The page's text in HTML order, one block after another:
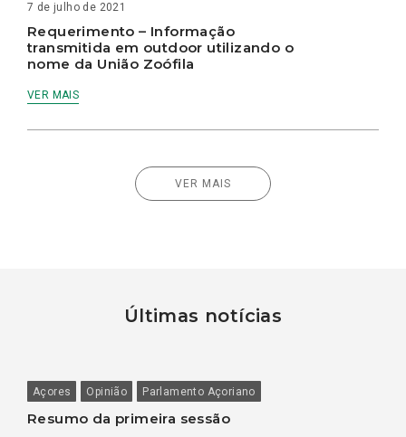
7 de julho de 2021
Requerimento – Informação
transmitida em outdoor utilizando o
nome da União Zoófila
VER MAIS
VER MAIS
Últimas notícias
Açores Opinião Parlamento Açoriano
Resumo da primeira sessão